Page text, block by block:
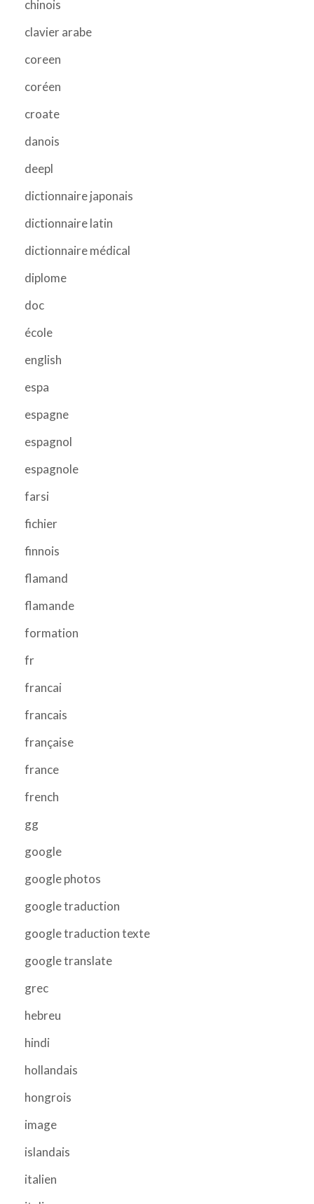
chinois
clavier arabe
coreen
coréen
croate
danois
deepl
dictionnaire japonais
dictionnaire latin
dictionnaire médical
diplome
doc
école
english
espa
espagne
espagnol
espagnole
farsi
fichier
finnois
flamand
flamande
formation
fr
francai
francais
française
france
french
gg
google
google photos
google traduction
google traduction texte
google translate
grec
hebreu
hindi
hollandais
hongrois
image
islandais
italien